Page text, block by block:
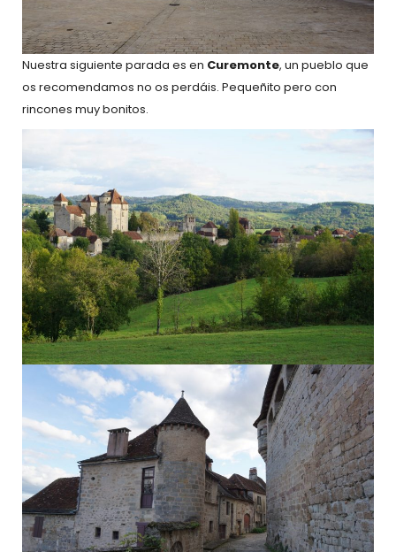
Nuestra siguiente parada es en Curemonte, un pueblo que
os recomendamos no os perdáis. Pequeñito pero con
rincones muy bonitos.